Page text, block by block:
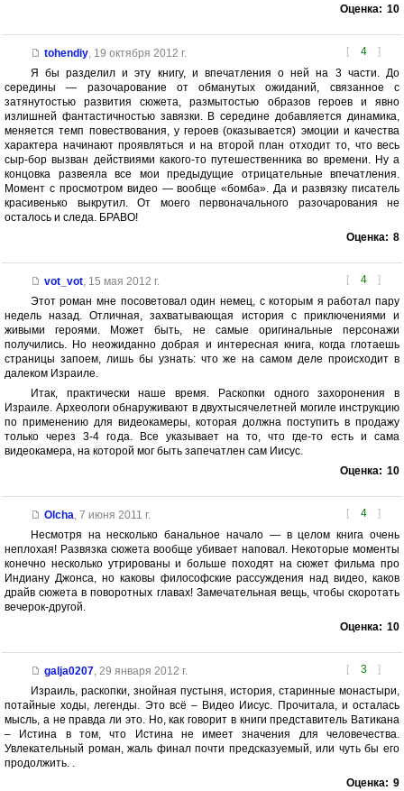
Оценка: 10
[ 4 ]
tohendiy, 19 октября 2012 г.
Я бы разделил и эту книгу, и впечатления о ней на 3 части. До
середины — разочарование от обманутых ожиданий, связанное с
затянутостью развития сюжета, размытостью образов героев и явно
излишней фантастичностью завязки. В середине добавляется динамика,
меняется темп повествования, у героев (оказывается) эмоции и качества
характера начинают проявляться и на второй план отходит то, что весь
сыр-бор вызван действиями какого-то путешественника во времени. Ну а
концовка развеяла все мои предыдущие отрицательные впечатления.
Момент с просмотром видео — вообще «бомба». Да и развязку писатель
красивенько выкрутил. От моего первоначального разочарования не
осталось и следа. БРАВО!
Оценка: 8
[ 4 ]
vot_vot, 15 мая 2012 г.
Этот роман мне посоветовал один немец, с которым я работал пару
недель назад. Отличная, захватывающая история с приключениями и
живыми героями. Может быть, не самые оригинальные персонажи
получились. Но неожиданно добрая и интересная книга, когда глотаешь
страницы запоем, лишь бы узнать: что же на самом деле происходит в
далеком Израиле.
Итак, практически наше время. Раскопки одного захоронения в
Израиле. Археологи обнаруживают в двухтысячелетней могиле инструкцию
по применению для видеокамеры, которая должна поступить в продажу
только через 3-4 года. Все указывает на то, что где-то есть и сама
видеокамера, на которой мог быть запечатлен сам Иисус.
Оценка: 10
[ 4 ]
Olcha, 7 июня 2011 г.
Несмотря на несколько банальное начало — в целом книга очень
неплохая! Развязка сюжета вообще убивает наповал. Некоторые моменты
конечно несколько утрированы и больше походят на сюжет фильма про
Индиану Джонса, но каковы философские рассуждения над видео, каков
драйв сюжета в поворотных главах! Замечательная вещь, чтобы скоротать
вечерок-другой.
Оценка: 10
[ 3 ]
galja0207, 29 января 2012 г.
Израиль, раскопки, знойная пустыня, история, старинные монастыри,
потайные ходы, легенды. Это всё – Видео Иисус. Прочитала, и осталась
мысль, а не правда ли это. Но, как говорит в книги представитель Ватикана
– Истина в том, что Истина не имеет значения для человечества.
Увлекательный роман, жаль финал почти предсказуемый, или чуть бы его
продолжить. .
Оценка: 9